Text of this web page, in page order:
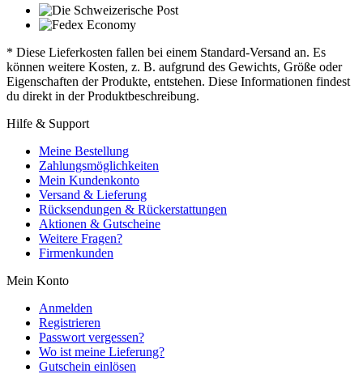
* Diese Lieferkosten fallen bei einem Standard-Versand an. Es
können weitere Kosten, z. B. aufgrund des Gewichts, Größe oder
Eigenschaften der Produkte, entstehen. Diese Informationen findest
du direkt in der Produktbeschreibung.
Hilfe & Support
Meine Bestellung
Zahlungsmöglichkeiten
Mein Kundenkonto
Versand & Lieferung
Rücksendungen & Rückerstattungen
Aktionen & Gutscheine
Weitere Fragen?
Firmenkunden
Mein Konto
Anmelden
Registrieren
Passwort vergessen?
Wo ist meine Lieferung?
Gutschein einlösen